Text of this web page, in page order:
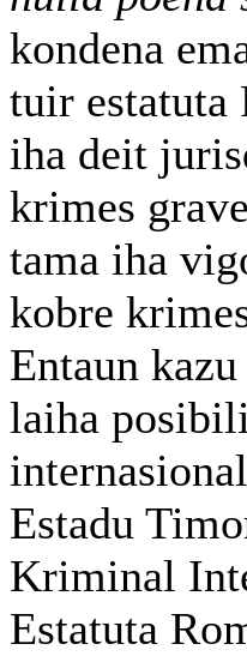
kondena
tuir estatuta
iha deit
krimes
tama iha
kobre
Entaun
laiha
Estadu
Kriminal
Estatuta